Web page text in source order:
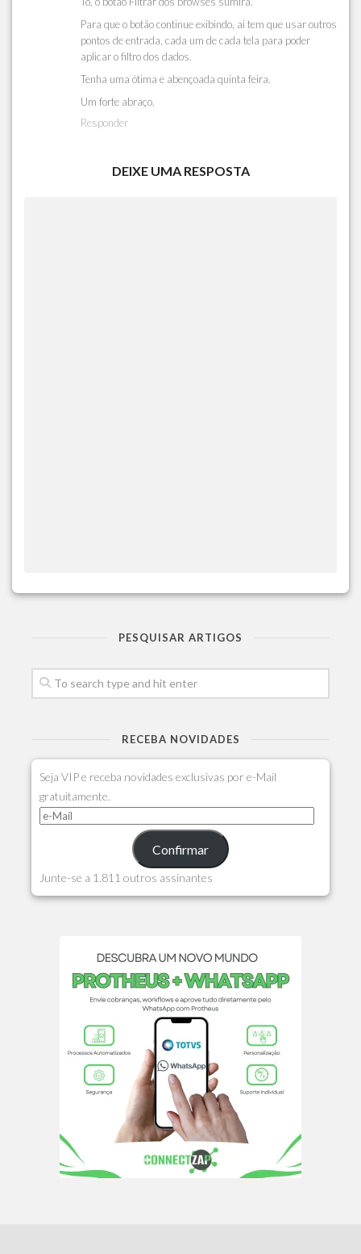
Para que o botão continue exibindo, ai tem que usar outros
pontos de entrada, cada um de cada tela para poder
aplicar o filtro dos dados.
Tenha uma ótima e abençoada quinta feira.
Um forte abraço.
Responder
DEIXE UMA RESPOSTA
PESQUISAR ARTIGOS
RECEBA NOVIDADES
Seja VIP e receba novidades exclusivas por e-Mail
gratuitamente.
Confirmar
Junte-se a 1.811 outros assinantes